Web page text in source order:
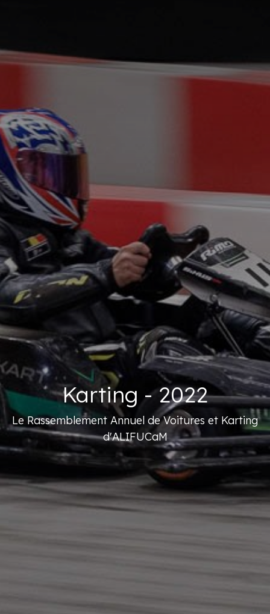
Karting - 2022
Le Rassemblement Annuel de Voitures et Karting
d'ALIFUCaM